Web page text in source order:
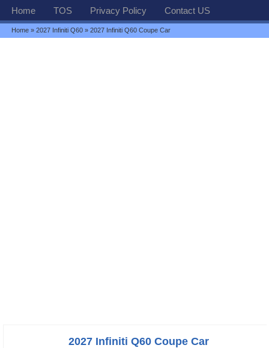
Home TOS Privacy Policy Contact US
Home »2027 Infiniti Q60 » 2027 Infiniti Q60 Coupe Car
2027 Infiniti Q60 Coupe Car